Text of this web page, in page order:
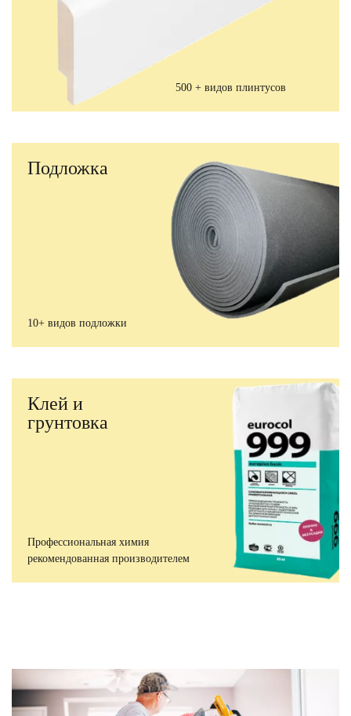
500 + видов плинтусов
Подложка
10+ видов подложки
Клей и
грунтовка
Профессиональная химия
рекомендованная производителем